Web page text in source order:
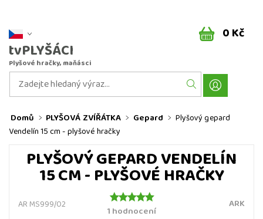
tvPLYŠÁCI
Plyšové hračky, maňásci
0 Kč
Domů PLYŠOVÁ ZVÍŘÁTKA Gepard
Plyšový gepard
Vendelín 15 cm - plyšové hračky
PLYŠOVÝ GEPARD VENDELÍN
15 CM - PLYŠOVÉ HRAČKY
AR MS999/02 1 hodnocení
ARK